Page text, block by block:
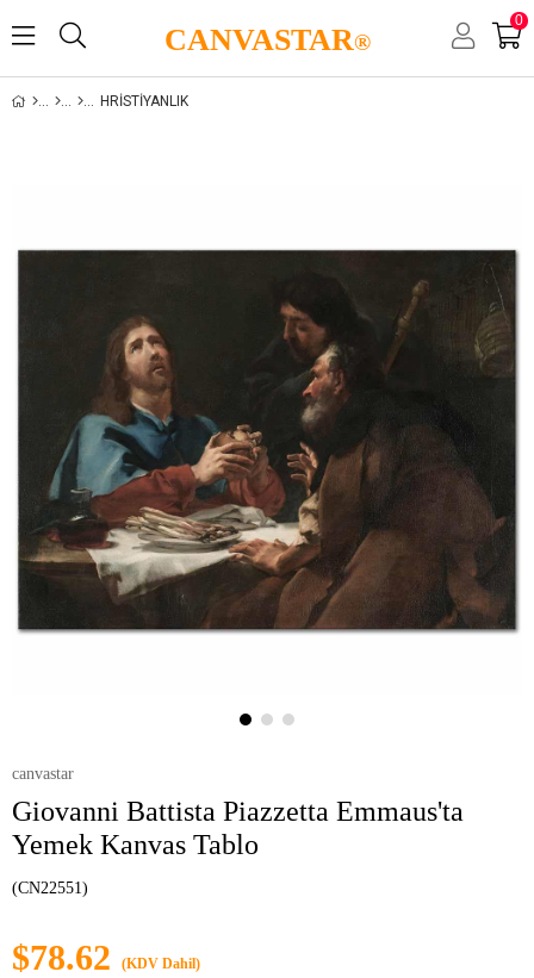
CANVASTAR®
0
HRISTIYANLIK
canvastar
Giovanni Battista Piazzetta Emmaus'ta
Yemek Kanvas Tablo
(CN22551)
$78.62 (KDV Dahil)